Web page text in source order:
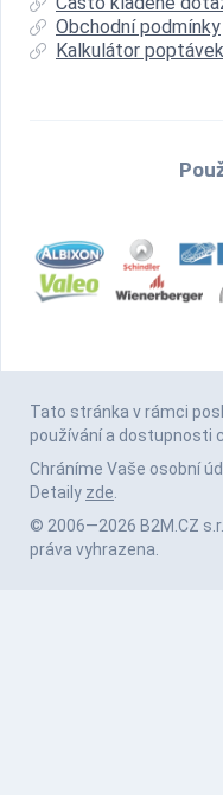
Obchodní podmínky
Kalkulátor poptávek
Tato stránka v rámci
používání a dostupnosti
Chráníme Vaše osobní
Detaily zde.
© 2006—2026 B2M.CZ
práva vyhrazena.